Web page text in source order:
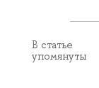
В статье
упомянуты